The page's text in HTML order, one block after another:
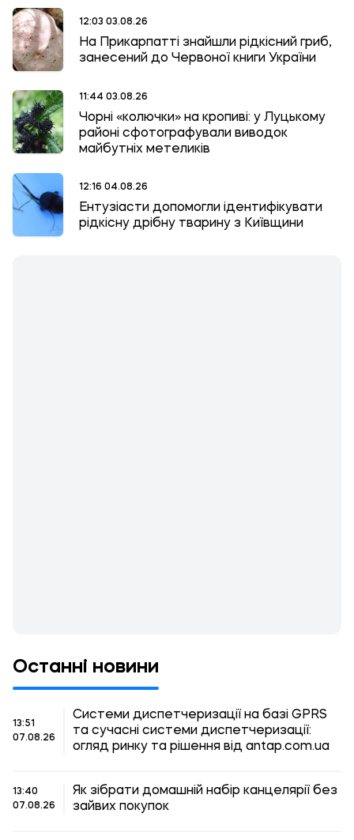
12:03 03.08.26
На Прикарпатті знайшли рідкісний гриб,
занесений до Червоної книги України
11:44 03.08.26
Чорні «колючки» на кропиві: у Луцькому
районі сфотографували виводок
майбутніх метеликів
12:16 04.08.26
Ентузіасти допомогли ідентифікувати
рідкісну дрібну тварину з Київщини
Останні новини
13:51
07.08.26
Системи диспетчеризації на базі GPRS
та сучасні системи диспетчеризації:
огляд ринку та рішення від antap.com.ua
13:40
07.08.26
Як зібрати домашній набір канцелярії без
зайвих покупок